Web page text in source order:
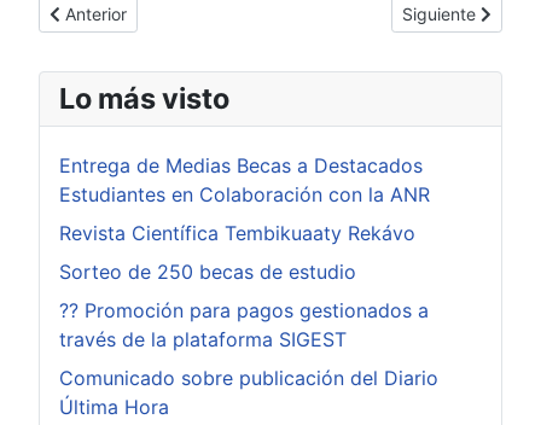
Artículo anterior: Inauguración de los Juegos Deportivos
Anterior Artículo
Siguiente
Lo más visto
Entrega de Medias Becas a Destacados
Estudiantes en Colaboración con la ANR
Revista Científica Tembikuaaty Rekávo
Sorteo de 250 becas de estudio
?? Promoción para pagos gestionados a
través de la plataforma SIGEST
Comunicado sobre publicación del Diario
Última Hora